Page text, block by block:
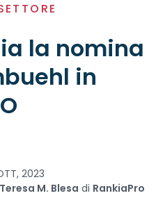
la nomina
in
2023
Teresa M. Blesa di RankiaPro